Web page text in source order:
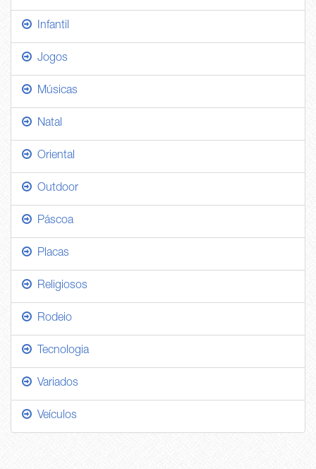
Infantil
Jogos
Músicas
Natal
Oriental
Outdoor
Páscoa
Placas
Religiosos
Rodeio
Tecnologia
Variados
Veículos